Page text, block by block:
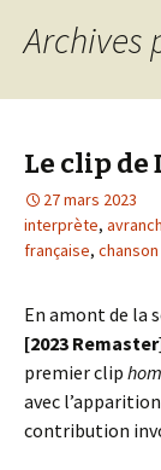
Archives
Le clip de
27 mars 2023
interprète,
française,
En amont de la
[2023
premier clip
avec
contribution